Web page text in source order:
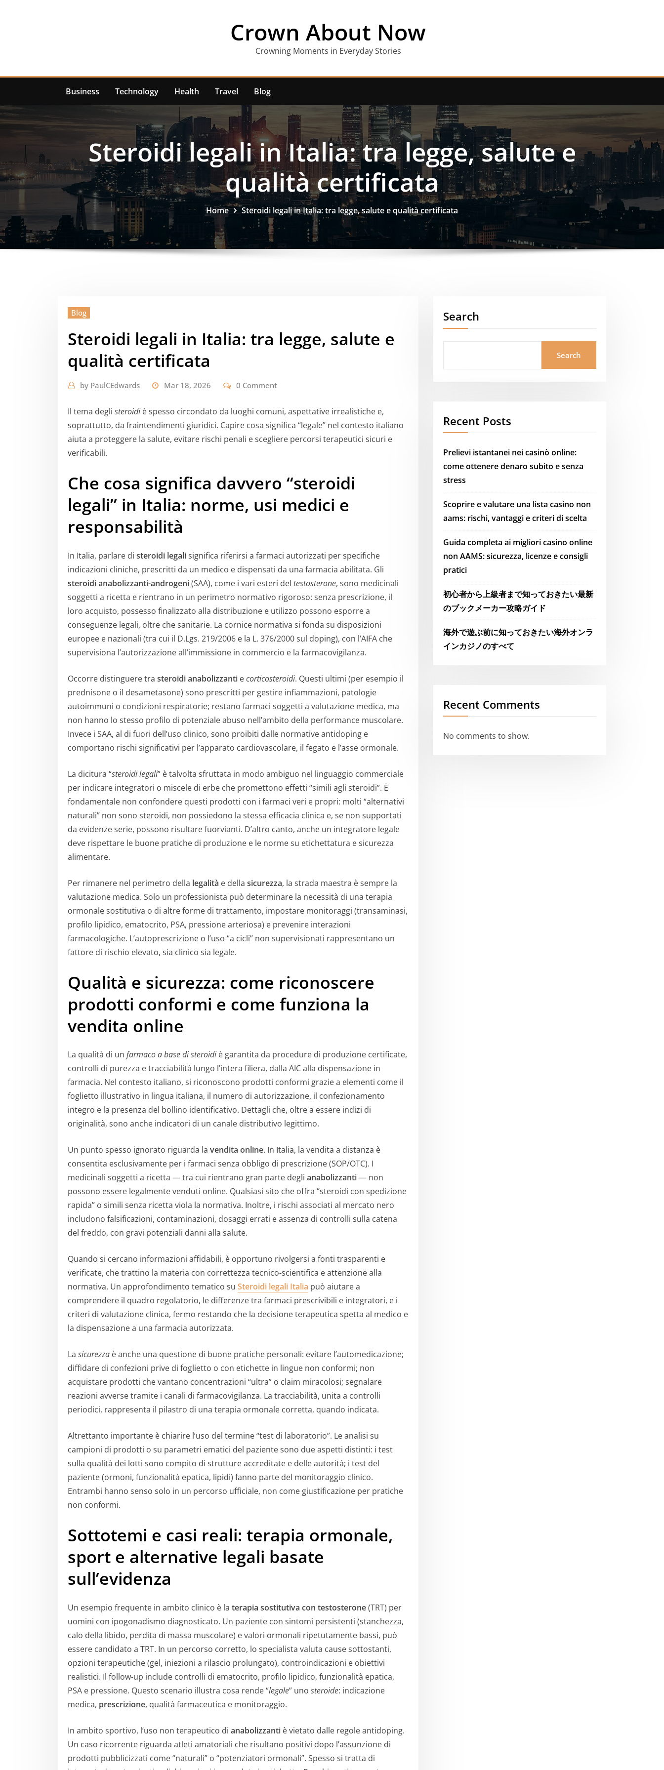
Crown About Now
Crowning Moments in Everyday Stories
Business Technology Health Travel Blog
Steroidi legali in Italia: tra legge, salute e
qualità certificata
Home Steroidi legali in Italia: tra legge, salute e qualità certificata
Blog
Steroidi legali in Italia: tra legge, salute e
qualità certificata
by PaulCEdwards Mar 18, 2026 0 Comment
Il tema degli steroidi è spesso circondato da luoghi comuni, aspettative irrealistiche e,
soprattutto, da fraintendimenti giuridici. Capire cosa significa “legale” nel contesto italiano
aiuta a proteggere la salute, evitare rischi penali e scegliere percorsi terapeutici sicuri e
verificabili.
Che cosa significa davvero “steroidi
legali” in Italia: norme, usi medici e
responsabilità
In Italia, parlare di steroidi legalisignifica riferirsi a farmaci autorizzati per specifiche
indicazioni cliniche, prescritti da un medico e dispensati da una farmacia abilitata. Gli
steroidi anabolizzanti-androgeni(SAA), come i vari esteri del testosterone, sono medicinali
soggetti a ricetta e rientrano in un perimetro normativo rigoroso: senza prescrizione, il
loro acquisto, possesso finalizzato alla distribuzione e utilizzo possono esporre a
conseguenze legali, oltre che sanitarie. La cornice normativa si fonda su disposizioni
europee e nazionali (tra cui il D.Lgs. 219/2006 e la L. 376/2000 sul doping), con l’AIFA che
supervisiona l’autorizzazione all’immissione in commercio e la farmacovigilanza.
Occorre distinguere tra steroidi anabolizzanti ecorticosteroidi. Questi ultimi (per esempio il
prednisone o il desametasone) sono prescritti per gestire infiammazioni, patologie
autoimmuni o condizioni respiratorie; restano farmaci soggetti a valutazione medica, ma
non hanno lo stesso profilo di potenziale abuso nell’ambito della performance muscolare.
Invece i SAA, al di fuori dell’uso clinico, sono proibiti dalle normative antidoping e
comportano rischi significativi per l’apparato cardiovascolare, il fegato e l’asse ormonale.
La dicitura “steroidi legali” è talvolta sfruttata in modo ambiguo nel linguaggio commerciale
per indicare integratori o miscele di erbe che promettono effetti “simili agli steroidi”. È
fondamentale non confondere questi prodotti con i farmaci veri e propri: molti “alternativi
naturali” non sono steroidi, non possiedono la stessa efficacia clinica e, se non supportati
da evidenze serie, possono risultare fuorvianti. D’altro canto, anche un integratore legale
deve rispettare le buone pratiche di produzione e le norme su etichettatura e sicurezza
alimentare.
Per rimanere nel perimetro della legalità e della sicurezza, la strada maestra è sempre la
valutazione medica. Solo un professionista può determinare la necessità di una terapia
ormonale sostitutiva o di altre forme di trattamento, impostare monitoraggi (transaminasi,
profilo lipidico, ematocrito, PSA, pressione arteriosa) e prevenire interazioni
farmacologiche. L’autoprescrizione o l’uso “a cicli” non supervisionati rappresentano un
fattore di rischio elevato, sia clinico sia legale.
Qualità e sicurezza: come riconoscere
prodotti conformi e come funziona la
vendita online
La qualità di un farmaco a base di steroidi è garantita da procedure di produzione certificate,
controlli di purezza e tracciabilità lungo l’intera filiera, dalla AIC alla dispensazione in
farmacia. Nel contesto italiano, si riconoscono prodotti conformi grazie a elementi come il
foglietto illustrativo in lingua italiana, il numero di autorizzazione, il confezionamento
integro e la presenza del bollino identificativo. Dettagli che, oltre a essere indizi di
originalità, sono anche indicatori di un canale distributivo legittimo.
Un punto spesso ignorato riguarda la vendita online. In Italia, la vendita a distanza è
consentita esclusivamente per i farmaci senza obbligo di prescrizione (SOP/OTC). I
medicinali soggetti a ricetta — tra cui rientrano gran parte degli anabolizzanti— non
possono essere legalmente venduti online. Qualsiasi sito che offra “steroidi con spedizione
rapida” o simili senza ricetta viola la normativa. Inoltre, i rischi associati al mercato nero
includono falsificazioni, contaminazioni, dosaggi errati e assenza di controlli sulla catena
del freddo, con gravi potenziali danni alla salute.
Quando si cercano informazioni affidabili, è opportuno rivolgersi a fonti trasparenti e
verificate, che trattino la materia con correttezza tecnico-scientifica e attenzione alla
normativa. Un approfondimento tematico su Steroidi legali Italia può aiutare a
comprendere il quadro regolatorio, le differenze tra farmaci prescrivibili e integratori, e i
criteri di valutazione clinica, fermo restando che la decisione terapeutica spetta al medico e
la dispensazione a una farmacia autorizzata.
La sicurezza è anche una questione di buone pratiche personali: evitare l’automedicazione;
diffidare di confezioni prive di foglietto o con etichette in lingue non conformi; non
acquistare prodotti che vantano concentrazioni “ultra” o claim miracolosi; segnalare
reazioni avverse tramite i canali di farmacovigilanza. La tracciabilità, unita a controlli
periodici, rappresenta il pilastro di una terapia ormonale corretta, quando indicata.
Altrettanto importante è chiarire l’uso del termine “test di laboratorio”. Le analisi su
campioni di prodotti o su parametri ematici del paziente sono due aspetti distinti: i test
sulla qualità dei lotti sono compito di strutture accreditate e delle autorità; i test del
paziente (ormoni, funzionalità epatica, lipidi) fanno parte del monitoraggio clinico.
Entrambi hanno senso solo in un percorso ufficiale, non come giustificazione per pratiche
non conformi.
Sottotemi e casi reali: terapia ormonale,
sport e alternative legali basate
sull’evidenza
Un esempio frequente in ambito clinico è la terapia sostitutiva con testosterone(TRT) per
uomini con ipogonadismo diagnosticato. Un paziente con sintomi persistenti (stanchezza,
calo della libido, perdita di massa muscolare) e valori ormonali ripetutamente bassi, può
essere candidato a TRT. In un percorso corretto, lo specialista valuta cause sottostanti,
opzioni terapeutiche (gel, iniezioni a rilascio prolungato), controindicazioni e obiettivi
realistici. Il follow-up include controlli di ematocrito, profilo lipidico, funzionalità epatica,
PSA e pressione. Questo scenario illustra cosa rende “legale” uno steroide: indicazione
medica, prescrizione, qualità farmaceutica e monitoraggio.
In ambito sportivo, l’uso non terapeutico di anabolizzanti è vietato dalle regole antidoping.
Un caso ricorrente riguarda atleti amatoriali che risultano positivi dopo l’assunzione di
prodotti pubblicizzati come “naturali” o “potenziatori ormonali”. Spesso si tratta di
Search
Search
Recent Posts
Prelievi istantanei nei casinò online:
come ottenere denaro subito e senza
stress
Scoprire e valutare una lista casino non
aams: rischi, vantaggi e criteri di scelta
Guida completa ai migliori casino online
non AAMS: sicurezza, licenze e consigli
pratici
初心者から上級者まで知っておきたい最新
のブックメーカー攻略ガイド
海外で遊ぶ前に知っておきたい海外オンラ
インカジノのすべて
Recent Comments
No comments to show.